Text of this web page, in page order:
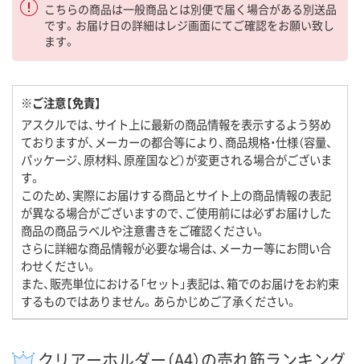
こちらの商品は一般商品とは別便で届く場合がある別送品
です。お届け日の詳細はレジ画面にてご確認をお願い致し
ます。
※ご注意【免責】
アスクルでは、サイト上に最新の商品情報を表示するよう努め
ておりますが、メーカーの都合等により、商品規格・仕様（容量、
パッケージ、原材料、原産国など）が変更される場合がございま
す。
このため、実際にお届けする商品とサイト上の商品情報の表記
が異なる場合がございますので、ご使用前には必ずお届けした
商品の商品ラベルや注意書きをご確認ください。
さらに詳細な商品情報が必要な場合は、メーカー等にお問い合
わせください。
また、販売単位における「セット」表記は、箱でのお届けをお約束
するものではありません。あらかじめご了承ください。